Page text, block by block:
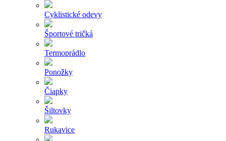
Cyklistické odevy
Športové tričká
Termoprádlo
Ponožky
Čiapky
Šiltovky
Rukavice